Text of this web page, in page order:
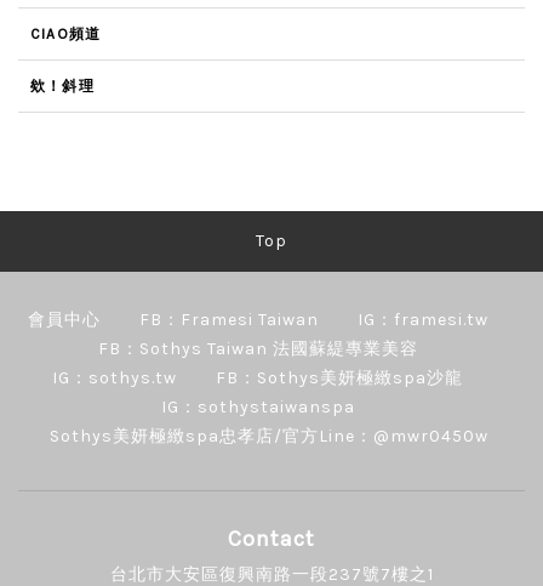
CIAO頻道
欸！斜理
Top
會員中心 FB：Framesi Taiwan
IG：framesi.tw
FB：Sothys Taiwan 法國蘇緹專業美容
IG：sothys.tw
FB：Sothys美妍極緻spa沙龍
IG：sothystaiwanspa
Sothys美妍極緻spa忠孝店/官方Line：@mwr0450w
Contact
台北市大安區復興南路一段237號7樓之1